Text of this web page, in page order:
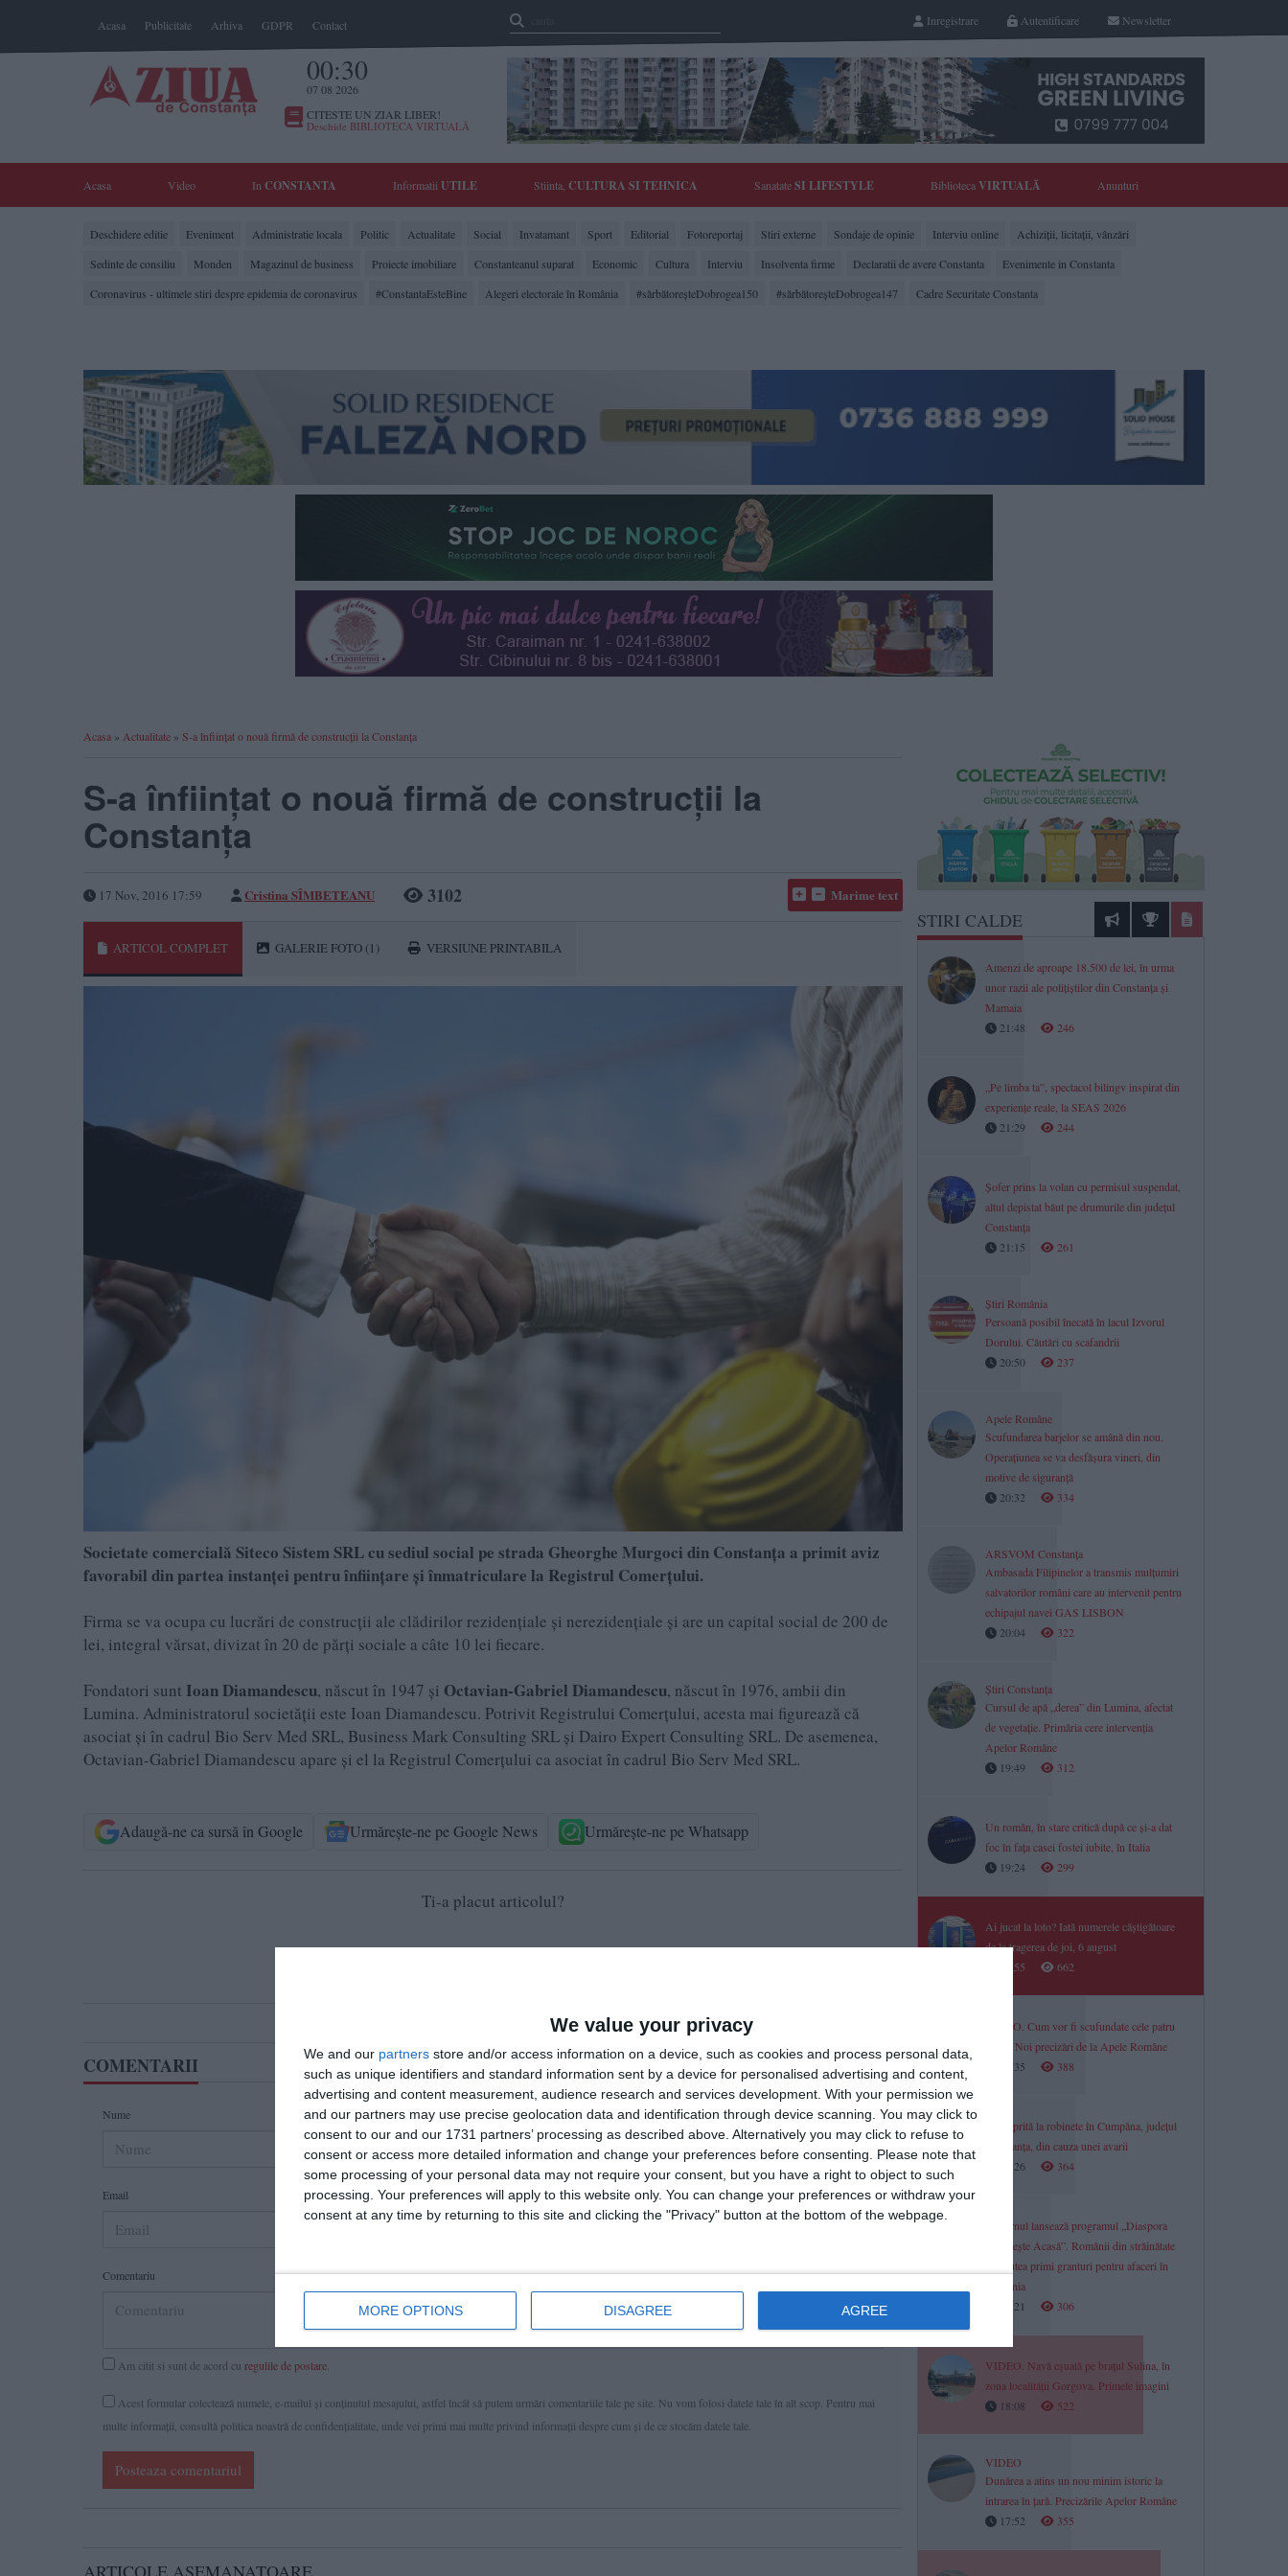
We value your privacy
We and our partners store and/or access information on a device, such as cookies and process personal data,
such as unique identifiers and standard information sent by a device for personalised advertising and content,
advertising and content measurement, audience research and services development. With your permission we
and our partners may use precise geolocation data and identification through device scanning. You may click to
consent to our and our 1731 partners’ processing as described above. Alternatively you may click to refuse to
consent or access more detailed information and change your preferences before consenting.
Please note that
some processing of your personal data may not require your consent, but you have a right to object to such
processing. Your preferences will apply to this website only. You can change your preferences or withdraw your
consent at any time by returning to this site and clicking the "Privacy" button at the bottom of the webpage.
MORE OPTIONS DISAGREE AGREE
Acasa Publicitate Arhiva GDPR Contact Newsletter
Autentificare
Inregistrare
00:30
07 08 2026
CITESTE UN ZIAR LIBER!
Deschide BIBLIOTECA VIRTUALĂ
Acasa Video In CONSTANTA Informatii UTILE Stiinta, CULTURA SI TEHNICA SanatateSI LIFESTYLE BibliotecaVIRTUALĂ Anunturi
Deschidere editie Eveniment Administratie locala Politic Actualitate Social Invatamant Sport Editorial Fotoreportaj Stiri externe Sondaje de opinie Interviu online
Achiziții, licitații, vânzări
Sedinte de consiliu
Monden Magazinul de business Proiecte imobiliare Constanteanul suparat Economic Cultura Interviu Insolventa firme Declaratii de avere Constanta
Evenimente in Constanta
Coronavirus - ultimele stiri despre epidemia de coronavirus
#ConstantaEsteBine Alegeri electorale în România #sărbătoreşteDobrogea150 #sărbătoreşteDobrogea147 Cadre Securitate Constanta
Acasa » Actualitate » S-a înfiinţat o nouă firmă de construcţii la Constanţa
S-a înfiinţat o nouă firmă de construcţii la
Constanţa
17 Nov, 2016 17:59 Cristina SÎMBETEANU 3102 Marime text
ARTICOL COMPLET GALERIE FOTO (1) VERSIUNE PRINTABILA
Societate comercială Siteco Sistem SRL cu sediul social pe strada Gheorghe Murgoci din Constanţa a primit aviz
favorabil din partea instanţei pentru înfiinţare şi înmatriculare la Registrul Comerţului.
Firma se va ocupa cu lucrări de construcţii ale clădirilor rezidenţiale şi nerezidenţiale şi are un capital social de 200 de
lei, integral vărsat, divizat în 20 de părţi sociale a câte 10 lei fiecare.
Fondatori sunt Ioan Diamandescu, născut în 1947 şi Octavian-Gabriel Diamandescu, născut în 1976, ambii din
Lumina. Administratorul societăţii este Ioan Diamandescu. Potrivit Registrului Comerţului, acesta mai figurează că
asociat şi în cadrul Bio Serv Med SRL, Business Mark Consulting SRL şi Dairo Expert Consulting SRL. De asemenea,
Octavian-Gabriel Diamandescu apare şi el la Registrul Comerţului ca asociat în cadrul Bio Serv Med SRL.
Adaugă-ne ca sursă în Google Urmărește-ne pe Google News Urmărește-ne pe Whatsapp
Ti-a placut articolul?
COMENTARII
Nume
Email
Comentariu
Am citit si sunt de acord cu regulile de postare
Acest formular colectează numele, e-mailul şi conținutul mesajului, astfel încât să putem urmări comentariile tale pe site. Nu vom folosi datele tale în alt scop. Pentru mai
multe informaţii, consultă politica noastră de confidenţialitate, unde vei primi mai multe privind informaţii despre cum și de ce stocăm datele tale.
Posteaza comentariul
ARTICOLE ASEMANATOARE
STIRI CALDE
Amenzi de aproape 18.500 de lei, în urma
unor razii ale polițiștilor din Constanța și
Mamaia
21:48
246
„Pe limba ta”, spectacol bilingv inspirat din
experiențe reale, la SEAS 2026
21:29
244
Șofer prins la volan cu permisul suspendat,
altul depistat băut pe drumurile din județul
Constanța
21:15
261
Știri România
Persoană posibil înecată în lacul Izvorul
Dorului. Căutări cu scafandrii
20:50
237
Apele Române
Scufundarea barjelor se amână din nou.
Operațiunea se va desfășura vineri, din
motive de siguranță
20:32
334
ARSVOM Constanța
Ambasada Filipinelor a transmis mulțumiri
salvatorilor români care au intervenit pentru
echipajul navei GAS LISBON
20:04
322
Știri Constanța
Cursul de apă „derea” din Lumina, afectat
de vegetație. Primăria cere intervenția
Apelor Române
19:49
312
Un român, în stare critică după ce și-a dat
foc în fața casei fostei iubite, în Italia
19:24
299
Ai jucat la loto? Iată numerele câștigătoare
de la tragerea de joi, 6 august
18:55
662
VIDEO. Cum vor fi scufundate cele patru
barje? Noi precizări de la Apele Române
18:35
388
Apă oprită la robinete în Cumpăna, județul
Constanța, din cauza unei avarii
18:26
364
Guvernul lansează programul „Diaspora
Investește Acasă”. Românii din străinătate
vor putea primi granturi pentru afaceri în
România
18:21
306
VIDEO. Navă eșuată pe brațul Sulina, în
zona localității Gorgova. Primele imagini
18:08
522
VIDEO
Dunărea a atins un nou minim istoric la
intrarea în țară. Precizările Apelor Române
17:52
355